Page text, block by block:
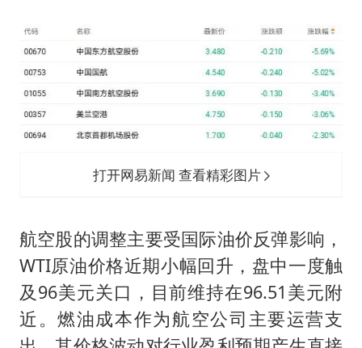
打开网易新闻 查看精彩图片
航空股的调整主要受国际油价反弹影响，
WTI原油价格近期小幅回升，盘中一度触
及96美元关口，目前维持在96.51美元附
近。燃油成本作为航空公司主要运营支